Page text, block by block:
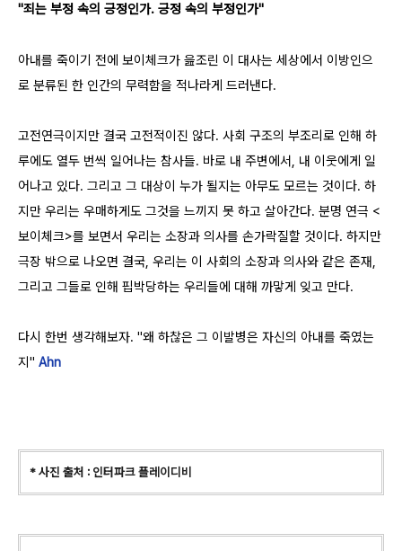
"죄는 부정 속의 긍정인가. 긍정 속의 부정인가"
아내를 죽이기 전에 보이체크가 읊조린 이 대사는 세상에서 이방인으
로 분류된 한 인간의 무력함을 적나라게 드러낸다.
고전연극이지만 결국 고전적이진 않다. 사회 구조의 부조리로 인해 하
루에도 열두 번씩 일어나는 참사들. 바로 내 주변에서, 내 이웃에게 일
어나고 있다. 그리고 그 대상이 누가 될지는 아무도 모르는 것이다. 하
지만 우리는 우매하게도 그것을 느끼지 못 하고 살아간다. 분명 연극 <
보이체크>를 보면서 우리는 소장과 의사를 손가락질할 것이다. 하지만
극장 밖으로 나오면 결국, 우리는 이 사회의 소장과 의사와 같은 존재,
그리고 그들로 인해 핍박당하는 우리들에 대해 까맣게 잊고 만다.
다시 한번 생각해보자. "왜 하찮은 그 이발병은 자신의 아내를 죽였는
지" Ahn
* 사진 출처 : 인터파크 플레이디비